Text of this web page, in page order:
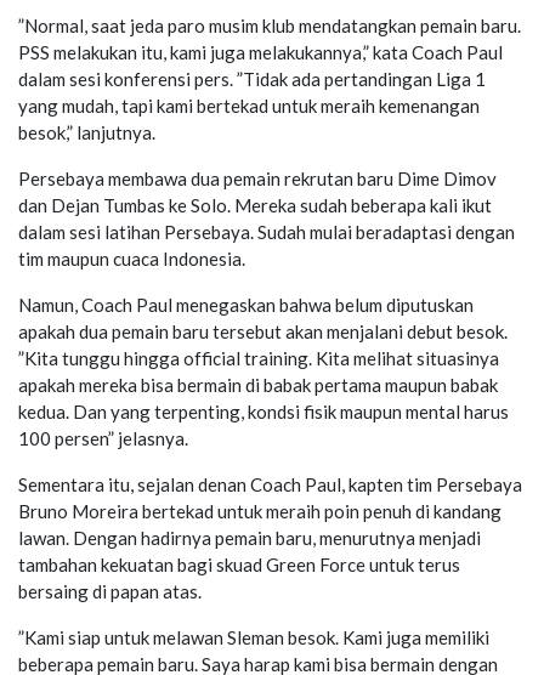
”Normal, saat jeda paro musim klub mendatangkan pemain baru.
PSS melakukan itu, kami juga melakukannya,” kata Coach Paul
dalam sesi konferensi pers. ”Tidak ada pertandingan Liga 1
yang mudah, tapi kami bertekad untuk meraih kemenangan
besok,” lanjutnya.
Persebaya membawa dua pemain rekrutan baru Dime Dimov
dan Dejan Tumbas ke Solo. Mereka sudah beberapa kali ikut
dalam sesi latihan Persebaya. Sudah mulai beradaptasi dengan
tim maupun cuaca Indonesia.
Namun, Coach Paul menegaskan bahwa belum diputuskan
apakah dua pemain baru tersebut akan menjalani debut besok.
”Kita tunggu hingga official training. Kita melihat situasinya
apakah mereka bisa bermain di babak pertama maupun babak
kedua. Dan yang terpenting, kondsi fisik maupun mental harus
100 persen” jelasnya.
Sementara itu,sejalan denan Coach Paul,kapten tim Persebaya
Bruno Moreira bertekad untuk meraih poin penuh di kandang
lawan. Dengan hadirnya pemain baru, menurutnya menjadi
tambahan kekuatan bagi skuad Green Force untuk terus
bersaing di papan atas.
”Kami siap untuk melawan Sleman besok. Kami juga memiliki
beberapa pemain baru. Saya harap kami bisa bermain dengan